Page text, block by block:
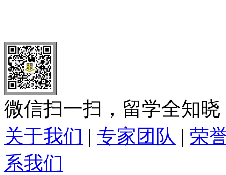
微信扫一扫，留学全知晓
关于我们 | 专家团队 | 荣
系我们